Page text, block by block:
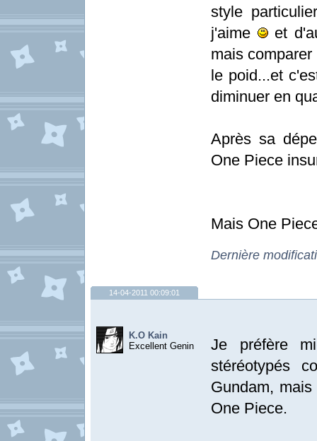
style
j'aime
et
mais
le poid...et
diminuer en
Après sa
One Piece
Mais One
Dernière
14-04-2011 00:09:01
K.O Kain
Excellent Genin
Je préfère
stéréotypés
Gundam,
One Piece.